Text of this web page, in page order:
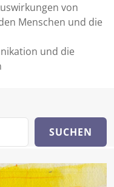
von
Menschen und die
und die
SUCHEN